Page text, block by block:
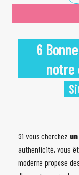
6
notre
Si vous cherchez
authenticité, vous
moderne propose